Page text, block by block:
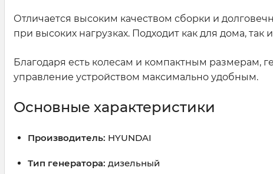
Отличается высоким качеством сборки и
при высоких нагрузках. Подходит как для дома,
Благодаря есть колесам и компактным размерам,
управление устройством максимально удобным.
Основные характеристики
Производитель: HYUNDAI
Тип генератора: дизельный